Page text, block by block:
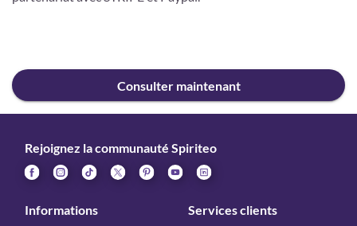
Consulter maintenant
Rejoignez la communauté Spiriteo
Informations Services clients